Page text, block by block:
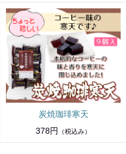
炭焼珈琲寒天
378円
（税込み）